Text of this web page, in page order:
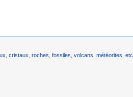
cristaux, roches, fossiles, volcans, météorites, etc.